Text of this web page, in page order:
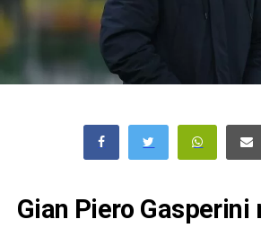
Gian Piero Gasperini